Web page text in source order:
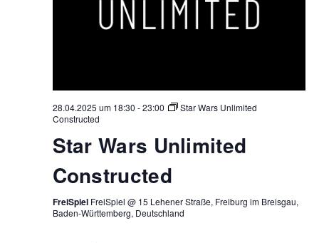
28.04.2025 um 18:30 -23:00
Star Wars Unlimited
Constructed
Star Wars Unlimited
Constructed
FreiSpiel FreiSpiel @ 15 Lehener Straße, Freiburg im Breisgau,
Baden-Württemberg, Deutschland